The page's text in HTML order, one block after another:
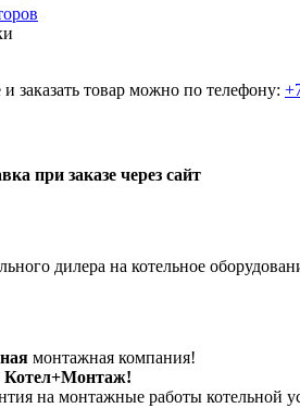
заказать товар можно по телефону:
при заказе через сайт
дилера на котельное
монтажная компания!
Котел+Монтаж!
на монтажные работы котельной